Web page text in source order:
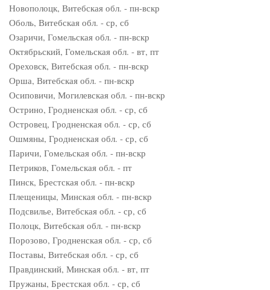
Новополоцк, Витебская обл. - пн-вскр
Оболь, Витебская обл. - ср, сб
Озаричи, Гомельская обл. - пн-вскр
Октябрьский, Гомельская обл. - вт, пт
Ореховск, Витебская обл. - пн-вскр
Орша, Витебская обл. - пн-вскр
Осиповичи, Могилевская обл. - пн-вскр
Острино, Гродненская обл. - ср, сб
Островец, Гродненская обл. - ср, сб
Ошмяны, Гродненская обл. - ср, сб
Паричи, Гомельская обл. - пн-вскр
Петриков, Гомельская обл. - пт
Пинск, Брестская обл. - пн-вскр
Плещеницы, Минская обл. - пн-вскр
Подсвилье, Витебская обл. - ср, сб
Полоцк, Витебская обл. - пн-вскр
Порозово, Гродненская обл. - ср, сб
Поставы, Витебская обл. - ср, сб
Правдинский, Минская обл. - вт, пт
Пружаны, Брестская обл. - ср, сб